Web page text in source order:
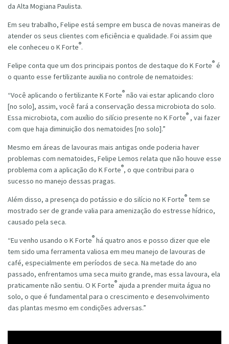
da Alta Mogiana Paulista.
Em seu trabalho, Felipe está sempre em busca de novas maneiras de
atender os seus clientes com eficiência e qualidade. Foi assim que
ele conheceu o K Forte®.
Felipe conta que um dos principais pontos de destaque do K Forte® é
o quanto esse fertilizante auxilia no controle de nematoides:
“Você aplicando o fertilizante K Forte® não vai estar aplicando cloro
[no solo], assim, você fará a conservação dessa microbiota do solo.
Essa microbiota, com auxílio do silício presente no K Forte® , vai fazer
com que haja diminuição dos nematoides [no solo].”
Mesmo em áreas de lavouras mais antigas onde poderia haver
problemas com nematoides, Felipe Lemos relata que não houve esse
problema com a aplicação do K Forte®, o que contribui para o
sucesso no manejo dessas pragas.
Além disso, a presença do potássio e do silício no K Forte® tem se
mostrado ser de grande valia para amenização do estresse hídrico,
causado pela seca.
“Eu venho usando o K Forte® há quatro anos e posso dizer que ele
tem sido uma ferramenta valiosa em meu manejo de lavouras de
café, especialmente em períodos de seca. Na metade do ano
passado, enfrentamos uma seca muito grande, mas essa lavoura, ela
praticamente não sentiu. O K Forte® ajuda a prender muita água no
solo, o que é fundamental para o crescimento e desenvolvimento
das plantas mesmo em condições adversas.”